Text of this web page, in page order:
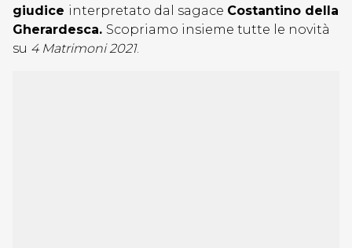
giudice interpretato dal sagace Costantino della
Gherardesca. Scopriamo insieme tutte le novità
su 4 Matrimoni 2021.